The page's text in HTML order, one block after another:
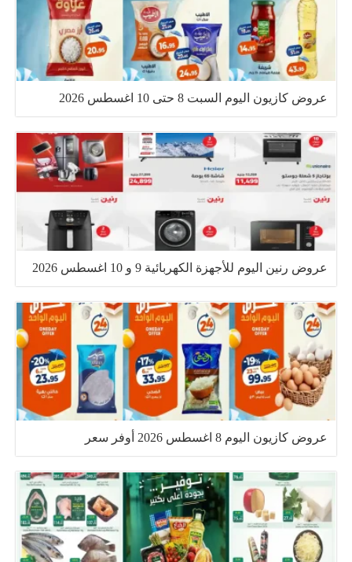
عروض كازيون اليوم السبت 8 حتى 10 اغسطس 2026
عروض رنين اليوم للأجهزة الكهربائية 9 و 10 اغسطس 2026
عروض كازيون اليوم 8 اغسطس 2026 أوفر سعر